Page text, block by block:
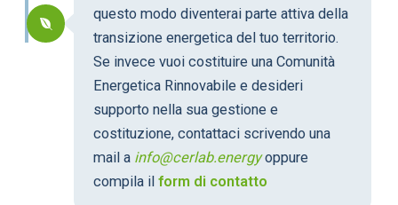
questo modo diventerai parte attiva della
transizione energetica del tuo territorio.
Se invece vuoi costituire una Comunità
Energetica Rinnovabile e desideri
supporto nella sua gestione e
costituzione, contattaci scrivendo una
mail a info@cerlab.energyoppure
compila il form di contatto